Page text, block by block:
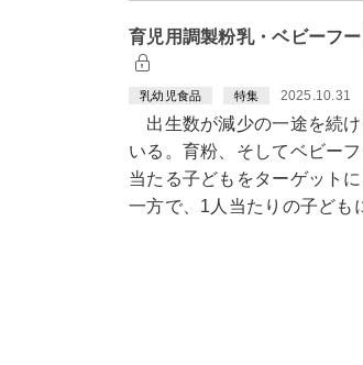
育児用調製粉乳・ベビーフ
乳幼児食品 特集 2025.10.31
出生数が減少の一途を続
いる。育粉、そしてベビー
当たる子どもをターゲット
一方で、1人当たりの子ど